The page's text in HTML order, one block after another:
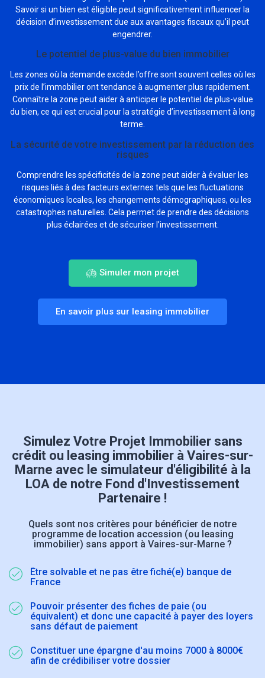
Savoir si un bien est éligible peut significativement influencer la
décision d’investissement due aux avantages fiscaux qu’il peut
engendrer.
Le potentiel de plus-value du bien immobilier
Les zones où la demande excède l’offre sont souvent celles où les
prix de l’immobilier ont tendance à augmenter plus rapidement.
Connaître la zone peut aider à anticiper le potentiel de plus-value
du bien, ce qui est crucial pour la stratégie d’investissement à long
terme.
La sécurité de votre investissement par la réduction des
risques
Comprendre les spécificités de la zone peut aider à évaluer les
risques liés à des facteurs externes tels que les fluctuations
économiques locales, les changements démographiques, ou les
catastrophes naturelles. Cela permet de prendre des décisions
plus éclairées et de sécuriser l’investissement.
Simuler mon projet
En savoir plus sur leasing immobilier
Simulez Votre Projet Immobilier sans
crédit ou leasing immobilier à Vaires-sur-
Marne avec le simulateur d'éligibilité à la
LOA de notre Fond d'Investissement
Partenaire !
Quels sont nos critères pour bénéficier de notre
programme de location accession (ou leasing
immobilier) sans apport à Vaires-sur-Marne ?
Être solvable et ne pas être fiché(e) banque de
France
Pouvoir présenter des fiches de paie (ou
équivalent) et donc une capacité à payer des loyers
sans défaut de paiement
Constituer une épargne d'au moins 7000 à 8000€
afin de crédibiliser votre dossier